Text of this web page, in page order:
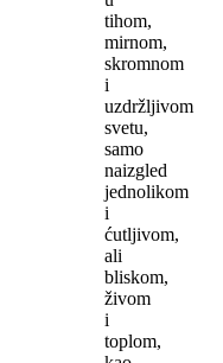
tihom,
mirnom,
skromnom
i
uzdržljivom
svetu,
samo
naizgled
jednolikom
i
ćutljivom,
ali
bliskom,
živom
i
toplom,